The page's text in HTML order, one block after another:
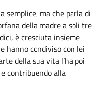
semplice, ma che parla di
della madre a soli tre
è cresciuta insieme
hanno condiviso con lei
della sua vita l’ha poi
contribuendo alla